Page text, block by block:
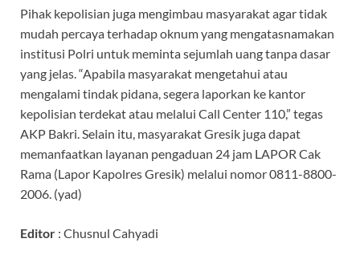
Pihak kepolisian juga mengimbau masyarakat agar tidak
mudah percaya terhadap oknum yang mengatasnamakan
institusi Polri untuk meminta sejumlah uang tanpa dasar
yang jelas. “Apabila masyarakat mengetahui atau
mengalami tindak pidana, segera laporkan ke kantor
kepolisian terdekat atau melalui Call Center 110,” tegas
AKP Bakri. Selain itu, masyarakat Gresik juga dapat
memanfaatkan layanan pengaduan 24 jam LAPOR Cak
Rama (Lapor Kapolres Gresik) melalui nomor 0811-8800-
2006. (yad)
Editor : Chusnul Cahyadi